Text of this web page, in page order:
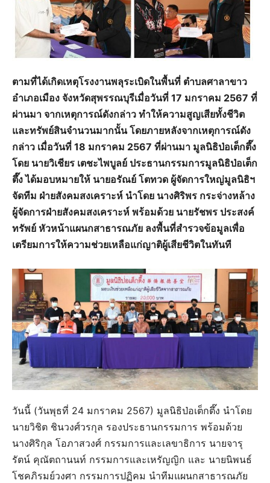
ตามที่ได้เกิดเหตุโรงงานพลุระเบิดในพื้นที่ ตำบลศาลาขาว
อำเภอเมือง จังหวัดสุพรรณบุรีเมื่อวันที่ 17 มกราคม 2567 ที่
ผ่านมา จากเหตุการณ์ดังกล่าว ทำให้ความสูญเสียทั้งชีวิต
และทรัพย์สินจำนวนมากนั้น โดยภายหลังจากเหตุการณ์ดัง
กล่าว เมื่อวันที่ 18 มกราคม 2567 ที่ผ่านมา มูลนิธิป่อเต็กตึ๊ง
โดย นายวิเชียร เตชะไพบูลย์ ประธานกรรมการมูลนิธิป่อเต็ก
ตึ๊ง ได้มอบหมายให้ นายอรัณย์ โตทวด ผู้จัดการใหญ่มูลนิธิฯ
จัดทีม ฝ่ายสังคมสงเคราะห์ นำโดย นางศิริพร กระจ่างหล้าง
ผู้จัดการฝ่ายสังคมสงเคราะห์ พร้อมด้วย นายรัชพร ประสงค์
ทรัพย์ หัวหน้าแผนกสาธารณภัย ลงพื้นที่สำรวจข้อมูลเพื่อ
เตรียมการให้ความช่วยเหลือแก่ญาติผู้เสียชีวิตในทันที
วันนี้ (วันพุธที่ 24 มกราคม 2567) มูลนิธิป่อเต็กตึ๊ง นำโดย
นายวิชิต ชินวงศ์วรกุล รองประธานกรรมการ พร้อมด้วย
นางศิริกุล โอภาสวงศ์ กรรมการและเลขาธิการ นายจารุ
รัตน์ คุณัตถานนท์ กรรมการและเหรัญญิก และ นายนิพนธ์
โชคภิรมย์วงศา กรรมการปฏิคม นำทีมแผนกสาธารณภัย